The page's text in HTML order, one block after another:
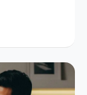
matcha bukan